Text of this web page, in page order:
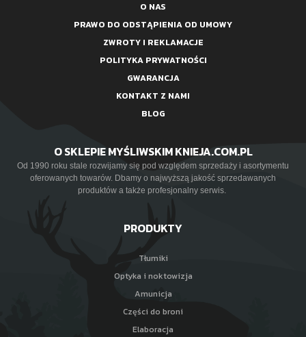
O NAS
PRAWO DO ODSTĄPIENIA OD UMOWY
ZWROTY I REKLAMACJE
POLITYKA PRYWATNOŚCI
GWARANCJA
KONTAKT Z NAMI
BLOG
O SKLEPIE MYŚLIWSKIM KNIEJA.COM.PL
Od 1990 roku stale rozwijamy się pod względem sprzedaży i asortymentu
oferowanych towarów. Dbamy o najwyższą jakość sprzedawanych
produktów a także profesjonalny serwis.
PRODUKTY
Tłumiki
Optyka i noktowizja
Amunicja
Części do broni
Elaboracja